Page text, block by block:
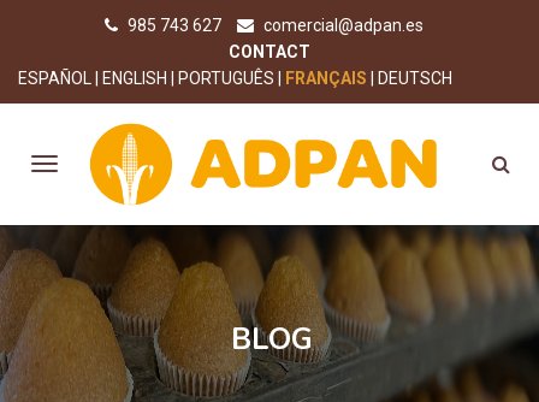
985 743 627
comercial@adpan.es
CONTACT
ESPAÑOL
ENGLISH PORTUGUÊS FRANÇAIS DEUTSCH
BLOG